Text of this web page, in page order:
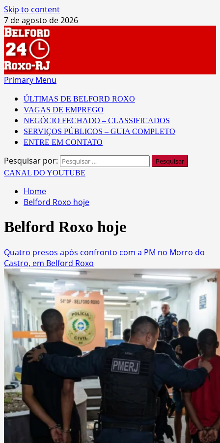
Skip to content
7 de agosto de 2026
Primary Menu
ÚLTIMAS DE BELFORD ROXO
VAGAS DE EMPREGO
NEGÓCIO FECHADO – CLASSIFICADOS
SERVIÇOS PÚBLICOS – GUIA COMPLETO
ENTRE EM CONTATO
Pesquisar por:
CANAL DO YOUTUBE
Home
Belford Roxo hoje
Belford Roxo hoje
Quatro presos após confronto com a PM no Morro do
Castro, em Belford Roxo